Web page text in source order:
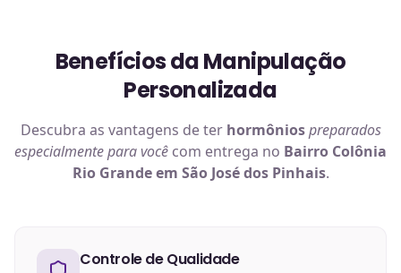
Benefícios da Manipulação
Personalizada
Descubra as vantagens de ter hormônios preparados
especialmente para você com entrega no Bairro Colônia
Rio Grande em São José dos Pinhais.
Controle de Qualidade